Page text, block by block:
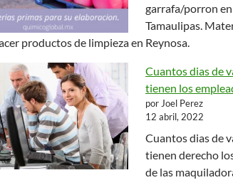
garrafa/porron
Tamaulipas.
productos de limpieza en Reynosa.
Cuantos dias de
tienen los
por Joel Perez
12 abril, 2022
Cuantos dias de
tienen derecho
de las